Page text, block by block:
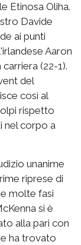
Etinosa Oliha.
Davide
ai punti
Aaron
(22-1).
del
così al
rispetto
nel corpo a
unanime
riprese di
molte fasi
si è
alla pari con
ha trovato